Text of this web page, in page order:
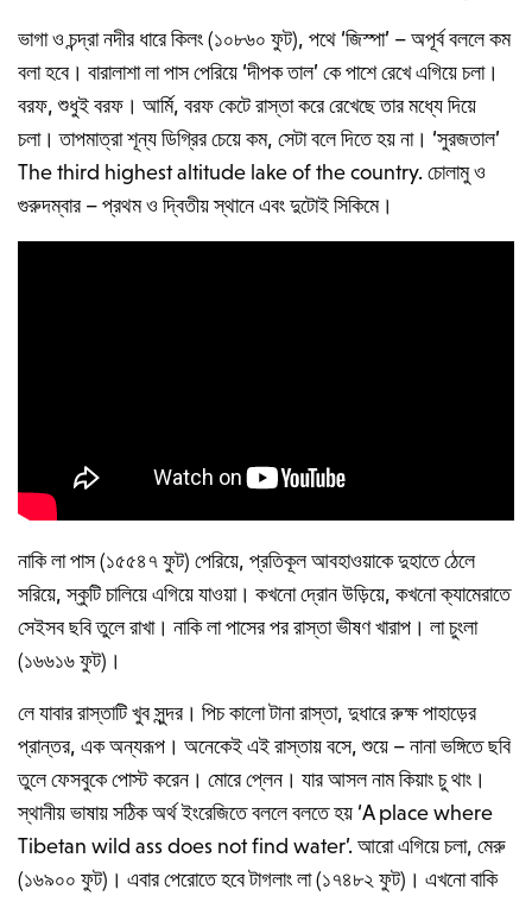
ভাগা ও চন্দ্রা নদীর ধারে কিলং (১০৮৬০ ফুট), পথে ‘জিস্পা’ – অপূর্ব বললে কম
বলা হবে। বারালাশা লা পাস পেরিয়ে ‘দীপক তাল’ কে পাশে রেখে এগিয়ে চলা।
বরফ, শুধুই বরফ। আর্মি, বরফ কেটে রাস্তা করে রেখেছে তার মধ্যে দিয়ে
চলা। তাপমাত্রা শূন্য ডিগ্রির চেয়ে কম, সেটা বলে দিতে হয় না। ‘সুরজতাল’
The third highest altitude lake of the country. চোলামু ও
গুরুদম্বার – প্রথম ও দ্বিতীয় স্থানে এবং দুটোই সিকিমে।
নাকি লা পাস (১৫৫৪৭ ফুট) পেরিয়ে, প্রতিকূল আবহাওয়াকে দুহাতে ঠেলে
সরিয়ে, স্কুটি চালিয়ে এগিয়ে যাওয়া। কখনো দ্রোন উড়িয়ে, কখনো ক্যামেরাতে
সেইসব ছবি তুলে রাখা। নাকি লা পাসের পর রাস্তা ভীষণ খারাপ। লা চুংলা
(১৬৬১৬ ফুট)।
লে যাবার রাস্তাটি খুব সুন্দর। পিচ কালো টানা রাস্তা, দুধারে রুক্ষ পাহাড়ের
প্রান্তর, এক অন্যরূপ। অনেকেই এই রাস্তায় বসে, শুয়ে – নানা ভঙ্গিতে ছবি
তুলে ফেসবুকে পোস্ট করেন। মোরে প্লেন। যার আসল নাম কিয়াং চু থাং।
স্থানীয় ভাষায় সঠিক অর্থ ইংরেজিতে বললে বলতে হয় ‘A place where
Tibetan wild ass does not find water’. আরো এগিয়ে চলা, মেরু
(১৬৯০০ ফুট)। এবার পেরোতে হবে টাগলাং লা (১৭৪৮২ ফুট)। এখনো বাকি